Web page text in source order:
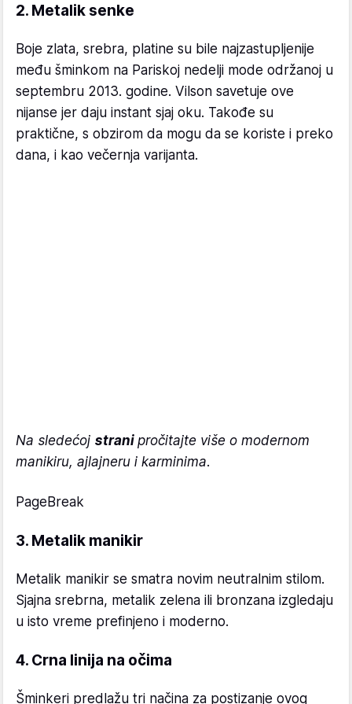
2. Metalik senke
Boje zlata, srebra, platine su bile najzastupljenije
među šminkom na Pariskoj nedelji mode održanoj u
septembru 2013. godine. Vilson savetuje ove
nijanse jer daju instant sjaj oku. Takođe su
praktične, s obzirom da mogu da se koriste i preko
dana, i kao večernja varijanta.
Na sledećoj strani pročitajte više o modernom
manikiru, ajlajneru i karminima.
PageBreak
3. Metalik manikir
Metalik manikir se smatra novim neutralnim stilom.
Sjajna srebrna, metalik zelena ili bronzana izgledaju
u isto vreme prefinjeno i moderno.
4. Crna linija na očima
Šminkeri predlažu tri načina za postizanje ovog